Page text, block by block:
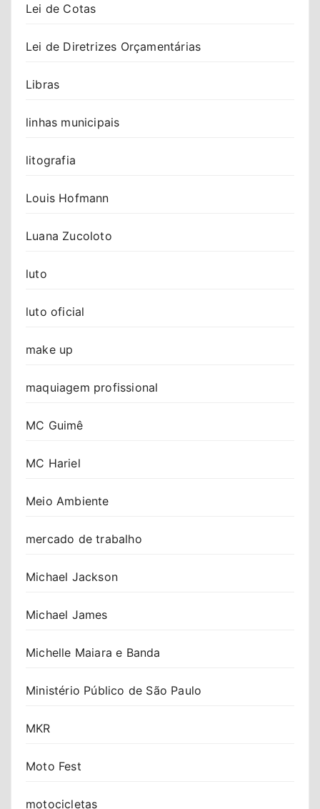
Lei de Cotas
Lei de Diretrizes Orçamentárias
Libras
linhas municipais
litografia
Louis Hofmann
Luana Zucoloto
luto
luto oficial
make up
maquiagem profissional
MC Guimê
MC Hariel
Meio Ambiente
mercado de trabalho
Michael Jackson
Michael James
Michelle Maiara e Banda
Ministério Público de São Paulo
MKR
Moto Fest
motocicletas